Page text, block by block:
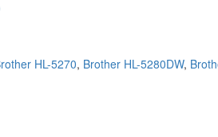
HL-5270, Brother HL-5280DW,